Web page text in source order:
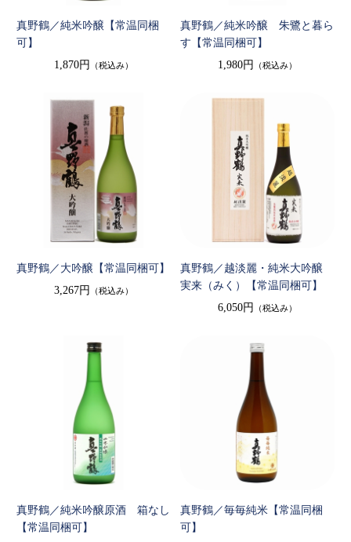
真野鶴／純米吟醸【常温同梱
可】
1,870円
（税込み）
真野鶴／純米吟醸 朱鷺と暮ら
す【常温同梱可】
1,980円
（税込み）
真野鶴／大吟醸【常温同梱可】
3,267円
（税込み）
真野鶴／越淡麗・純米大吟醸
実来（みく）【常温同梱可】
6,050円
（税込み）
真野鶴／純米吟醸原酒 箱なし
【常温同梱可】
真野鶴／毎毎純米【常温同梱
可】